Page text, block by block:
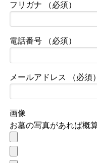
フリガナ （必須）
電話番号 （必須）
メールアドレス （必須）
画像
お墓の写真があれば概